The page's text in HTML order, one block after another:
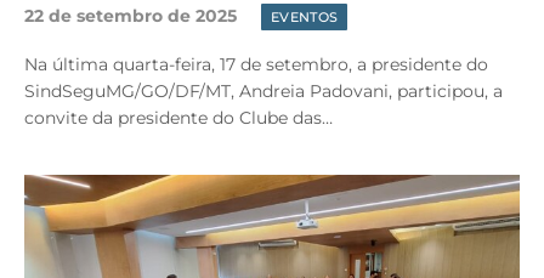
22 de setembro de 2025 EVENTOS
Na última quarta-feira, 17 de setembro, a presidente do
SindSeguMG/GO/DF/MT, Andreia Padovani, participou, a
convite da presidente do Clube das…